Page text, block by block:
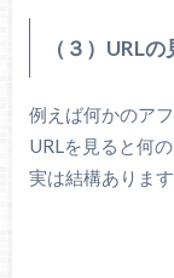
（３）URL
例えば何かのア
URLを見ると何
実は結構あります